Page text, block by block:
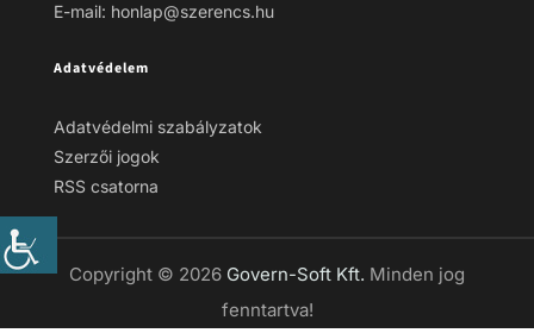
E-mail: honlap@szerencs.hu
Adatvédelem
Adatvédelmi szabályzatok
Szerzői jogok
RSS csatorna
Copyright © 2026 Govern-Soft Kft. Minden jog
fenntartva!